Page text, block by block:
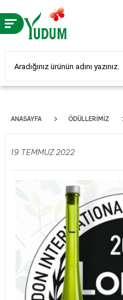
ANASAYFA ÖDÜLLERIMIZ
19 TEMMUZ 2022